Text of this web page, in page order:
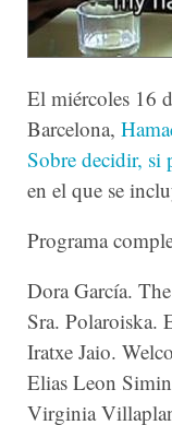
El miércoles 16
Barcelona,
Sobre decidir, si
en el que se
Programa
Dora García.
Sra. Polaroiska.
Iratxe Jaio.
Elias Leon
Virginia